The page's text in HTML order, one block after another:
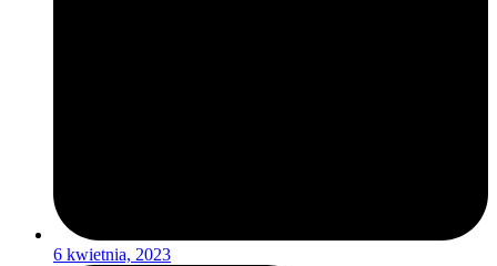
6 kwietnia, 2023